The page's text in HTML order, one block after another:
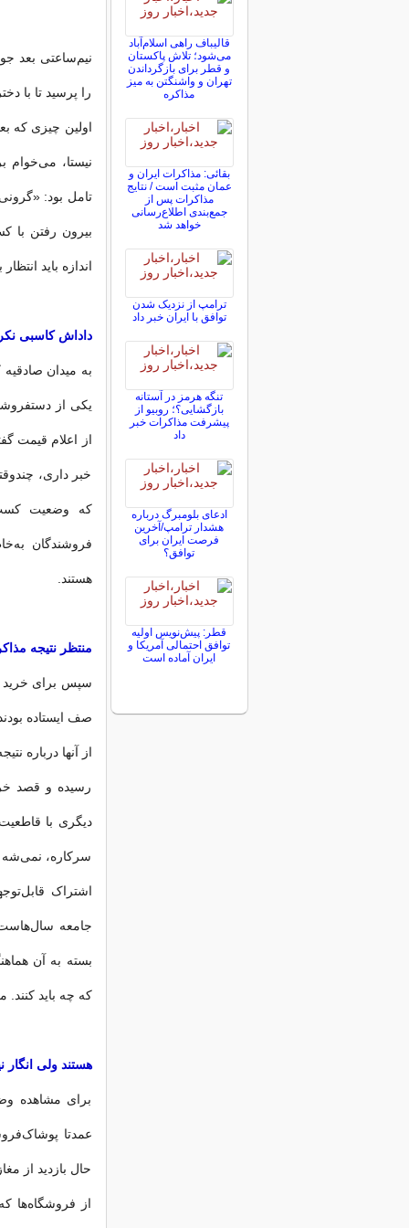
را پرسید تا با
اولین چیزی که
نیستا، می‌خوام
تامل بود:
بیرون رفتن با
اندازه باید
داداش کاسبی
به میدان
یکی از
از اعلام قیمت
خبر داری،
فروشندگان
هستند.
منتظر نتیجه
سپس برای خرید
صف ایستاده
از آنها درباره
رسیده و قصد
سرکاره، نمی‌شه
اشتراک
جامعه
بسته به آن
که چه باید کنند.
هستند ولی انگار
برای مشاهده
عمدتا
حال بازدید از
از فروشگاه‌ها
قالیباف راهی اسلام‌آباد
می‌شود؛ تلاش پاکستان
و قطر برای بازگرداندن
تهران و واشنگتن به میز
مذاکره
بقائی: مذاکرات ایران و
عمان مثبت است / نتایج
مذاکرات پس از
جمع‌بندی اطلاع‌رسانی
خواهد شد
ترامپ از نزدیک شدن
توافق با ایران خبر داد
تنگه هرمز در آستانه
بازگشایی؟؛ روبیو از
پیشرفت مذاکرات خبر
داد
ادعای بلومبرگ درباره
هشدار ترامپ/آخرین
فرصت ایران برای
توافق؟
قطر: پیش‌نویس اولیه
توافق احتمالی آمریکا و
ایران آماده است